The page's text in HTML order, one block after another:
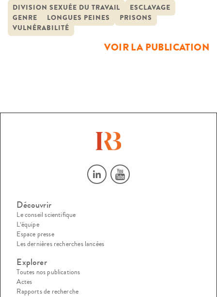
Femmes à Fleury-Mérogis, qui accueille 240 détenues
prévenues ou condamnées dont près de sept sur dix
travaillent ; et le Centre de Détention de Rennes, qui […]
DIVISION SEXUÉE DU TRAVAIL
ESCLAVAGE
GENRE
LONGUES PEINES
PRISONS
VULNÉRABILITÉ
VOIR LA PUBLICATION
Découvrir
Le conseil scientifique
L’équipe
Espace presse
Les dernières recherches lancées
Explorer
Toutes nos publications
Actes
Rapports de recherche